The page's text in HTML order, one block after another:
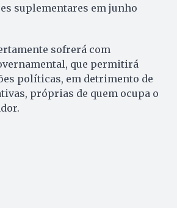
su­ple­mentares em junho
sofrerá com
que permitirá
políticas, em detrimento de
próprias de quem ocupa o